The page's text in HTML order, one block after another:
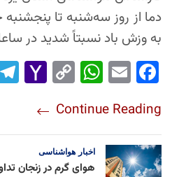
دما از روز سه‌شنبه تا
به وزش باد نسبتاً شدید در
Fac
ok
Em
Wh
Ap
p
Co
Lin
k
Yah
l
Continue Reading
اخبار هواشناسی
هوای گرم در زنجان